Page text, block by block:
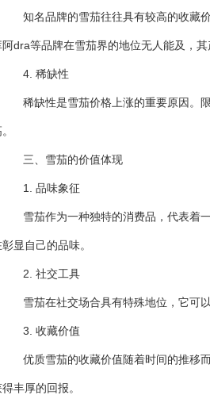
知名品牌的雪茄往往具有较高的收藏
阿dra等品牌在雪茄界的地位无人能及，其
4. 稀缺性
稀缺性是雪茄价格上涨的重要原因。
三、雪茄的价值体现
1. 品味象征
雪茄作为一种独特的消费品，代表着
显自己的品味。
2. 社交工具
雪茄在社交场合具有特殊地位，它可
3. 收藏价值
优质雪茄的收藏价值随着时间的推移
丰厚的回报。